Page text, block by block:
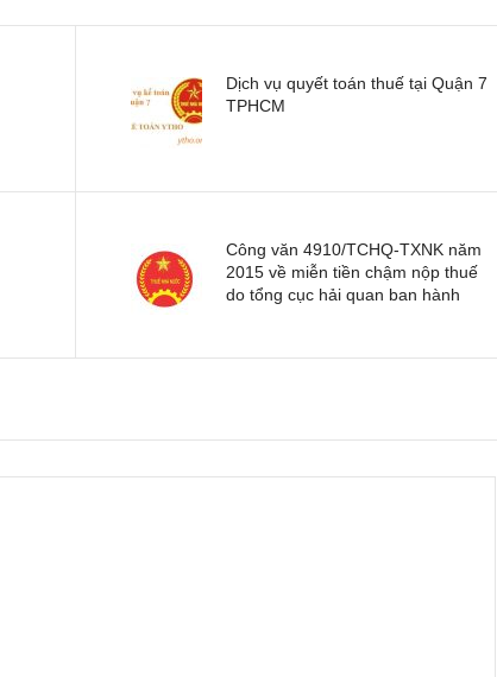
Dịch vụ quyết toán thuế tại Quận 7
TPHCM
Công văn 4910/TCHQ-TXNK năm
2015 về miễn tiền chậm nộp thuế
do tổng cục hải quan ban hành